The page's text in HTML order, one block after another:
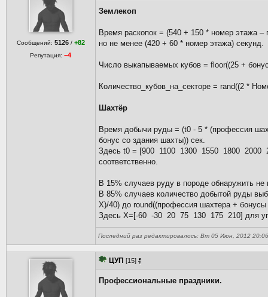
Сообщений: 5126 / +82
Репутация:−4
Землекоп
Время раскопок = (540 + 150 * номер этажа
но не менее (420 + 60 * номер этажа) секунд.
Число выкапываемых кубов = floor((25 +
Количество_кубов_на_секторе = rand((2 *
Шахтёр
Время добычи руды = (t0 - 5 * (профессия
бонус со здания шахты)) сек.
Здесь t0 = [900 1100 1300 1550 1800 2000
соответственно.
В 15% случаев руду в породе обнаружить не
В 85% случаев количество добытой руды
Х)/40) до round((профессия шахтера +
Здесь Х=[-60 -30 20 75 130 175 210] для
Последний раз редактировалось: Вт 05 Июн, 2012 20:06
ЦУП [15]
Профессиональные праздники.